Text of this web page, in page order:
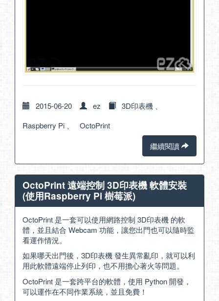
2015-06-20 ez 3D印表機
Raspberry Pi
OctoPrint
繼續閱讀
OctoPrint 遠端控制 3D印表機 軟體安裝
(使用Raspberry Pi 樹莓派)
OctoPrint 是一套可以使用網路控制 3D印表機 的軟
體，並且結合 Webcam 功能，讓您出門也可以隨時監
看運作情況。
如果哪天出門後，3D印表機 發生異常亂印，就可以利
用此軟體遠端停止列印，也不用擔心著火等問題。
OctoPrint 是一套跨平台的軟體，使用 Python 開發，
可以運作在不同作業系統，並且免費！